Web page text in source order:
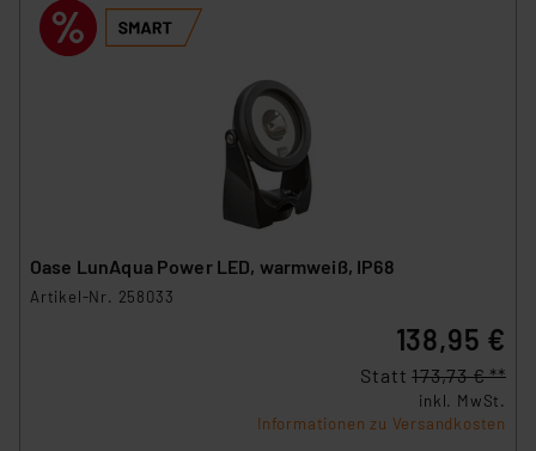
Oase LunAqua Power LED, warmweiß, IP68
Artikel-Nr. 258033
138,95 €
Statt173,73 € **
inkl. MwSt.
Informationen zu Versandkosten